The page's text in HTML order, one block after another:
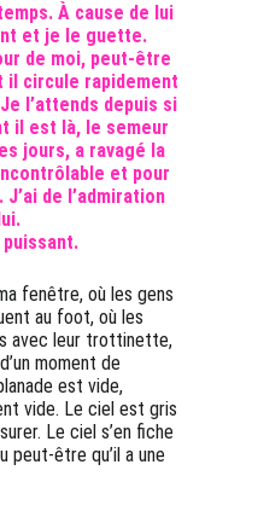
À cause de lui
et je le guette.
de moi, peut-être
il circule rapidement
l’attends depuis si
il est là, le semeur
jours, a ravagé la
et pour
de l’admiration
fenêtre, où les gens
au foot, où les
avec leur trottinette,
moment de
est vide,
vide. Le ciel est gris
Le ciel s’en fiche
peut-être qu’il a une